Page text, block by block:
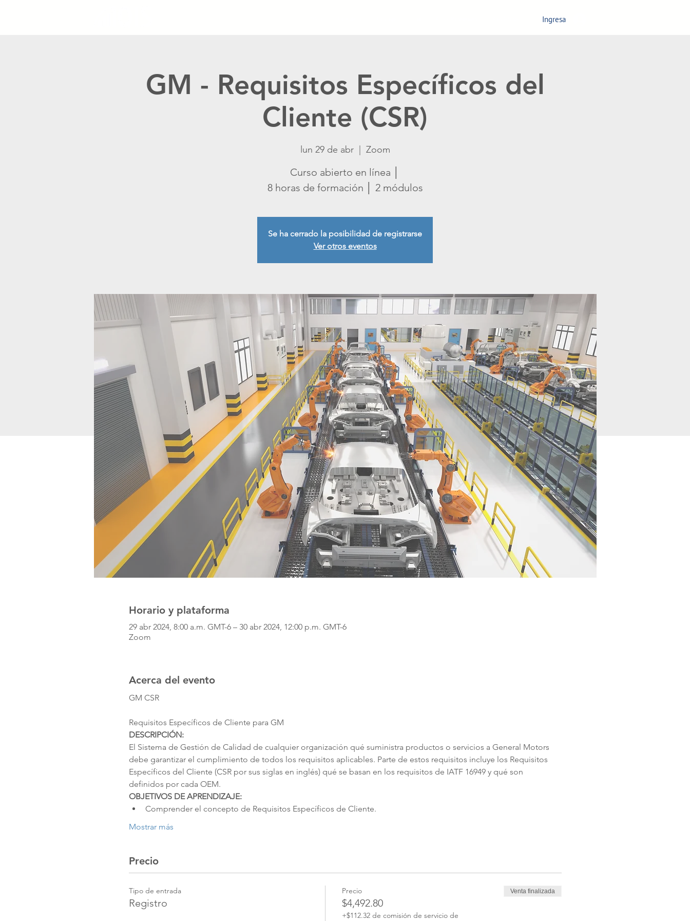
Ingresa
GM - Requisitos Específicos del
Cliente (CSR)
lun 29 de abr
  |
Zoom
Curso abierto en línea │
8 horas de formación │ 2 módulos
Se ha cerrado la posibilidad de registrarse
Ver otros eventos
Horario y plataforma
29 abr 2024, 8:00 a.m. GMT-6 – 30 abr 2024, 12:00 p.m. GMT-6
Zoom
Acerca del evento
GM CSR
Requisitos Específicos de Cliente para GM
DESCRIPCIÓN:
El Sistema de Gestión de Calidad de cualquier organización qué suministra productos o servicios a General Motors
debe garantizar el cumplimiento de todos los requisitos aplicables. Parte de estos requisitos incluye los Requisitos
Específicos del Cliente (CSR por sus siglas en inglés) qué se basan en los requisitos de IATF 16949 y qué son
definidos por cada OEM.
OBJETIVOS DE APRENDIZAJE:
Comprender el concepto de Requisitos Específicos de Cliente.
Mostrar más
Precio
Tipo de entrada
Registro
Precio
$4,492.80
+$112.32 de comisión de servicio de
Venta finalizada